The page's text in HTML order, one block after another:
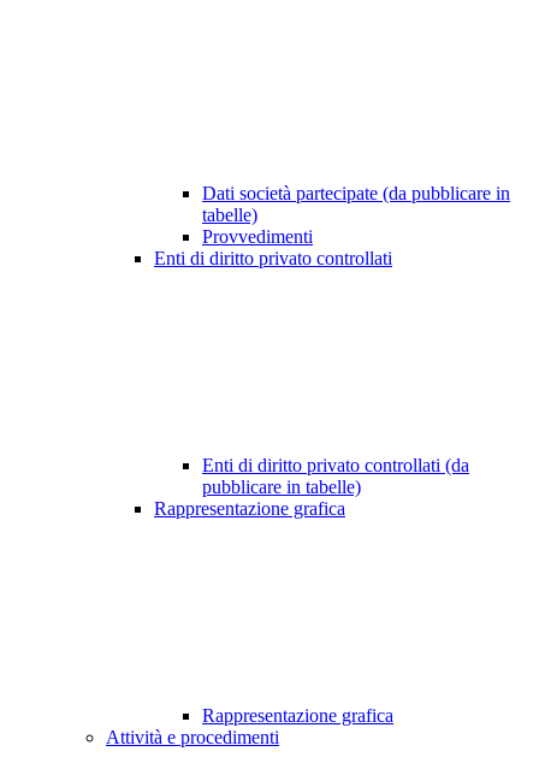
Dati società partecipate (da pubblicare in
tabelle)
Provvedimenti
Enti di diritto privato controllati
Enti di diritto privato controllati (da
pubblicare in tabelle)
Rappresentazione grafica
Rappresentazione grafica
Attività e procedimenti